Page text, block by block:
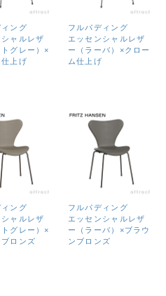
ング
ャルレザ
グレー）×
上げ
フルパディング
エッセンシャルレザ
ー（ラーバ）×クロー
ム仕上げ
ング
ャルレザ
グレー）×
ロンズ
フルパディング
エッセンシャルレザ
ー（ラーバ）×ブラウ
ンブロンズ